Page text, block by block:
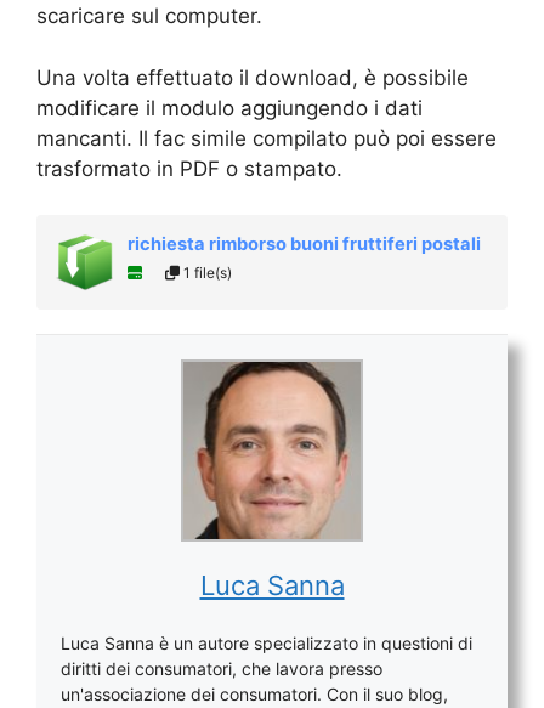
scaricare sul computer.
Una volta effettuato il download, è possibile
modificare il modulo aggiungendo i dati
mancanti. Il fac simile compilato può poi essere
trasformato in PDF o stampato.
richiesta rimborso buoni fruttiferi postali
1 file(s)
Luca Sanna
Luca Sanna è un autore specializzato in questioni di
diritti dei consumatori, che lavora presso
un'associazione dei consumatori. Con il suo blog,